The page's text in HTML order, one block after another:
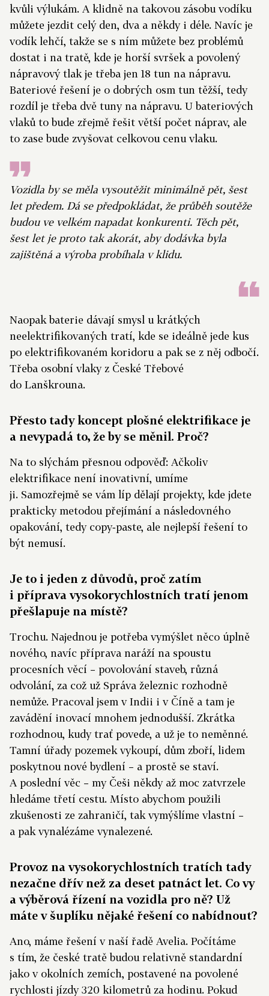
kvůli výlukám. A klidně na takovou zásobu vodíku
můžete jezdit celý den, dva a někdy i déle. Navíc je
vodík lehčí, takže se s ním můžete bez problémů
dostat i na tratě, kde je horší svršek a povolený
nápravový tlak je třeba jen 18 tun na nápravu.
Bateriové řešení je o dobrých osm tun těžší, tedy
rozdíl je třeba dvě tuny na nápravu. U bateriových
vlaků to bude zřejmě řešit větší počet náprav, ale
to zase bude zvyšovat celkovou cenu vlaku.
Vozidla by se měla vysoutěžit minimálně pět, šest
let předem. Dá se předpokládat, že průběh soutěže
budou ve velkém napadat konkurenti. Těch pět,
šest let je proto tak akorát, aby dodávka byla
zajištěná a výroba probíhala v klidu.
Naopak baterie dávají smysl u krátkých
neelektrifikovaných tratí, kde se ideálně jede kus
po elektrifikovaném koridoru a pak se z něj odbočí.
Třeba osobní vlaky z České Třebové
do Lanškrouna.
Přesto tady koncept plošné elektrifikace je
a nevypadá to, že by se měnil. Proč?
Na to slýchám přesnou odpověď: Ačkoliv
elektrifikace není inovativní, umíme
ji. Samozřejmě se vám líp dělají projekty, kde jdete
prakticky metodou přejímání a následovného
opakování, tedy copy‑paste, ale nejlepší řešení to
být nemusí.
Je to i jeden z důvodů, proč zatím
i příprava vysokorychlostních tratí jenom
přešlapuje na místě?
Trochu. Najednou je potřeba vymýšlet něco úplně
nového, navíc příprava naráží na spoustu
procesních věcí – povolování staveb, různá
odvolání, za což už Správa železnic rozhodně
nemůže. Pracoval jsem v Indii i v Číně a tam je
zavádění inovací mnohem jednodušší. Zkrátka
rozhodnou, kudy trať povede, a už je to neměnné.
Tamní úřady pozemek vykoupí, dům zboří, lidem
poskytnou nové bydlení – a prostě se staví.
A poslední věc – my Češi někdy až moc zatvrzele
hledáme třetí cestu. Místo abychom použili
zkušenosti ze zahraničí, tak vymýšlíme vlastní –
a pak vynalézáme vynalezené.
Provoz na vysokorychlostních tratích tady
nezačne dřív než za deset patnáct let. Co vy
a výběrová řízení na vozidla pro ně? Už
máte v šuplíku nějaké řešení co nabídnout?
Ano, máme řešení v naší řadě Avelia. Počítáme
s tím, že české tratě budou relativně standardní
jako v okolních zemích, postavené na povolené
rychlosti jízdy 320 kilometrů za hodinu. Pokud